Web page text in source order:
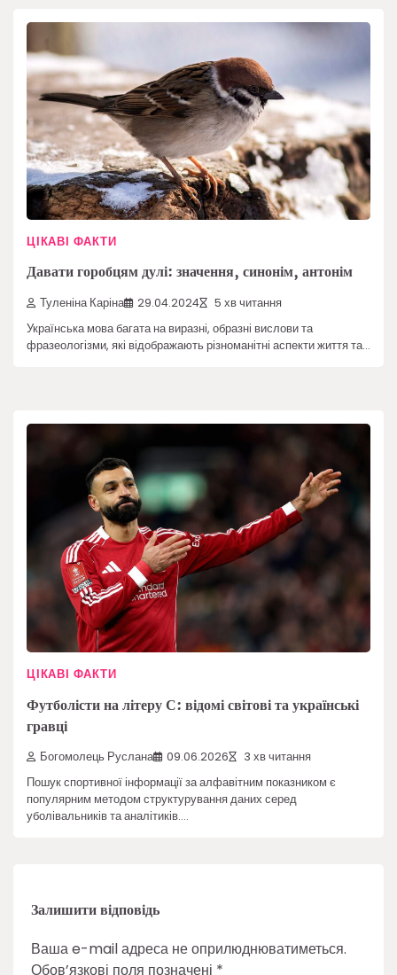
ЦІКАВІ ФАКТИ
Давати горобцям дулі: значення, синонім, антонім
Туленіна Каріна 29.04.2024 5 хв читання
Українська мова багата на виразні, образні вислови та
фразеологізми, які відображають різноманітні аспекти життя та…
ЦІКАВІ ФАКТИ
Футболісти на літеру С: відомі світові та українські
гравці
Богомолець Руслана 09.06.2026 3 хв читання
Пошук спортивної інформації за алфавітним показником є
популярним методом структурування даних серед
уболівальників та аналітиків.…
Залишити відповідь
Ваша e-mail адреса не оприлюднюватиметься.
Обов’язкові поля позначені *